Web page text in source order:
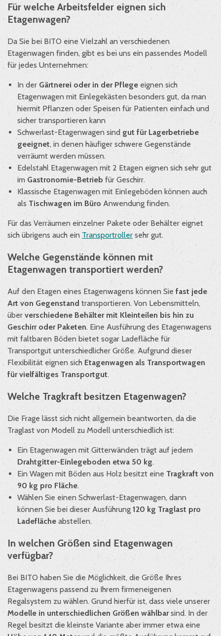
Für welche Arbeitsfelder eignen sich
Etagenwagen?
Da Sie bei BITO eine Vielzahl an verschiedenen
Etagenwagen finden, gibt es bei uns ein passendes Modell
für jedes Unternehmen:
In derGärtnerei oder in der Pflege eignen sich
Etagenwagen mit Einlegekästen besonders gut, da man
hiermit Pflanzen oder Speisen für Patienten einfach und
sicher transportieren kann
Schwerlast-Etagenwagen sind gut für Lagerbetriebe
geeignet, in denen häufiger schwere Gegenstände
verräumt werden müssen.
Edelstahl Etagenwagen mit 2 Etagen eignen sich sehr gut
imGastronomie-Betrieb für Geschirr.
Klassische Etagenwagen mit Einlegeböden können auch
als Tischwagen im Büro Anwendung finden.
Für das Verräumen einzelner Pakete oder Behälter eignet
sich übrigens auch ein Transportroller sehr gut.
Welche Gegenstände können mit
Etagenwagen transportiert werden?
Auf den Etagen eines Etagenwagens können Sie fast jede
Art von Gegenstandtransportieren. Von Lebensmitteln,
über verschiedene Behälter mit Kleinteilen bis hin zu
Geschirr oder Paketen. Eine Ausführung des Etagenwagens
mit faltbaren Böden bietet sogar Ladefläche für
Transportgut unterschiedlicher Größe. Aufgrund dieser
Flexibilität eignen sich Etagenwagen als Transportwagen
für vielfältiges Transportgut.
Welche Tragkraft besitzen Etagenwagen?
Die Frage lässt sich nicht allgemein beantworten, da die
Traglast von Modell zu Modell unterschiedlich ist:
Ein Etagenwagen mit Gitterwänden trägt auf jedem
Drahtgitter-Einlegeboden etwa 50 kg.
Ein Wagen mit Böden aus Holz besitzt eine Tragkraft von
90 kg pro Fläche.
Wählen Sie einen Schwerlast-Etagenwagen, dann
können Sie bei dieser Ausführung120 kg Traglast pro
Ladefläche abstellen.
In welchen Größen sind Etagenwagen
verfügbar?
Bei BITO haben Sie die Möglichkeit, die Größe Ihres
Etagenwagens passend zu Ihrem firmeneigenen
Regalsystem zu wählen. Grund hierfür ist, dass viele unserer
Modelle in unterschiedlichen Größen wählbarsind. In der
Regel besitzt die kleinste Variante aber immer etwa eine